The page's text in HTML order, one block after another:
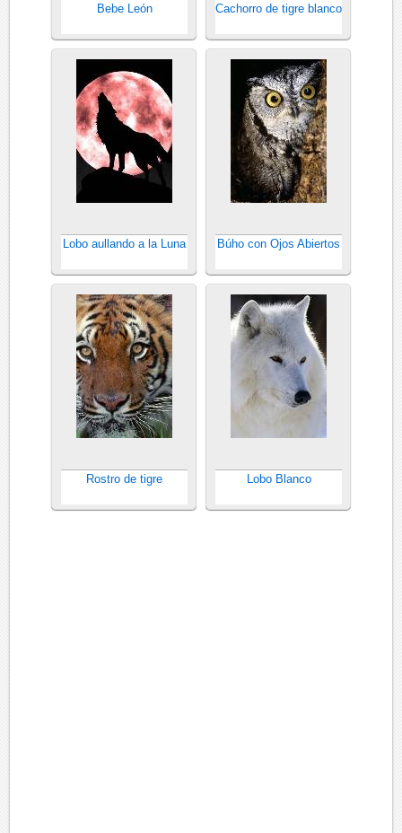
Bebe León Cachorro de tigre blanco
Lobo aullando a la Luna Búho con Ojos Abiertos
Rostro de tigre Lobo Blanco